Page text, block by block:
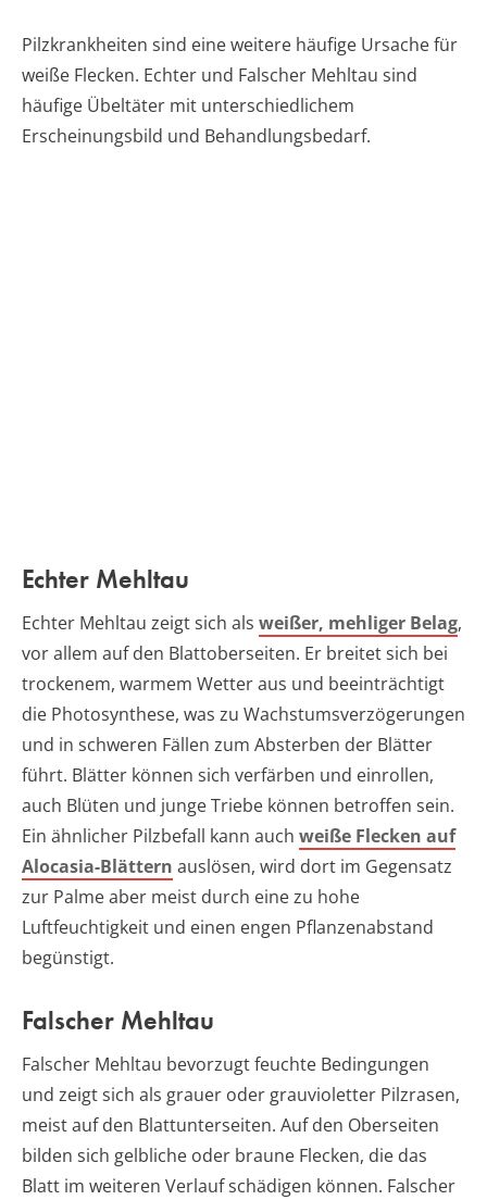
Pilzkrankheiten sind eine weitere häufige Ursache für
weiße Flecken. Echter und Falscher Mehltau sind
häufige Übeltäter mit unterschiedlichem
Erscheinungsbild und Behandlungsbedarf.
Echter Mehltau
Echter Mehltau zeigt sich als weißer, mehliger Belag,
vor allem auf den Blattoberseiten. Er breitet sich bei
trockenem, warmem Wetter aus und beeinträchtigt
die Photosynthese, was zu Wachstumsverzögerungen
und in schweren Fällen zum Absterben der Blätter
führt. Blätter können sich verfärben und einrollen,
auch Blüten und junge Triebe können betroffen sein.
Ein ähnlicher Pilzbefall kann auch weiße Flecken auf
Alocasia-Blättern auslösen, wird dort im Gegensatz
zur Palme aber meist durch eine zu hohe
Luftfeuchtigkeit und einen engen Pflanzenabstand
begünstigt.
Falscher Mehltau
Falscher Mehltau bevorzugt feuchte Bedingungen
und zeigt sich als grauer oder grauvioletter Pilzrasen,
meist auf den Blattunterseiten. Auf den Oberseiten
bilden sich gelbliche oder braune Flecken, die das
Blatt im weiteren Verlauf schädigen können. Falscher